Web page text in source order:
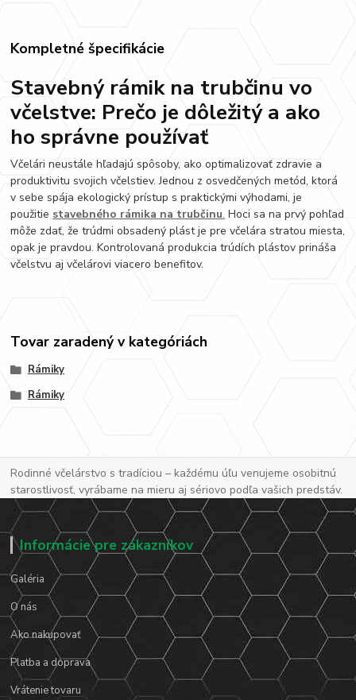
Kompletné špecifikácie
Stavebný rámik na trubčinu vo
včelstve: Prečo je dôležitý a ako
ho správne používať
Včelári neustále hľadajú spôsoby, ako optimalizovať zdravie a
produktivitu svojich včelstiev. Jednou z osvedčených metód, ktorá
v sebe spája ekologický prístup s praktickými výhodami, je
použitie stavebného rámika na trubčinu. Hoci sa na prvý pohľad
môže zdať, že trúdmi obsadený plást je pre včelára stratou miesta,
opak je pravdou. Kontrolovaná produkcia trúdích plástov prináša
včelstvu aj včelárovi viacero benefitov.
Tovar zaradený v kategóriách
Rámiky
Rámiky
Rodinné včelárstvo s tradíciou – každému úľu venujeme osobitnú
starostlivosť, vyrábame na mieru aj sériovo podľa vašich predstáv.
Informácie pre zákazníkov
Galéria
O nás
Ako nakupovať
Platba a doprava
Vrátenie tovaru